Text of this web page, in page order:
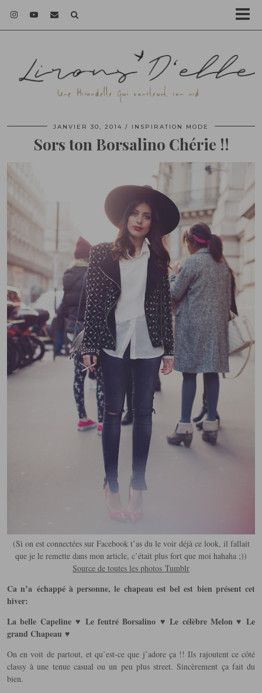
JANVIER 30, 2014 INSPIRATION MODE
Sors ton Borsalino Chérie !!
(Si on est connectées sur Facebook t’as du le voir déjà ce look, il fallait
que je le remette dans mon article, c’était plus fort que moi hahaha ;))
Source de toutes les photos Tumblr
Ca n’a échappé à personne, le chapeau est bel est bien présent cet
hiver:
La belle Capeline ♥ Le feutré Borsalino ♥ Le célèbre Melon ♥ Le
grand Chapeau ♥
On en voit de partout, et qu’est-ce que j’adore ça !! Ils rajoutent ce côté
classy à une tenue casual ou un peu plus street. Sincèrement ça fait du
bien.